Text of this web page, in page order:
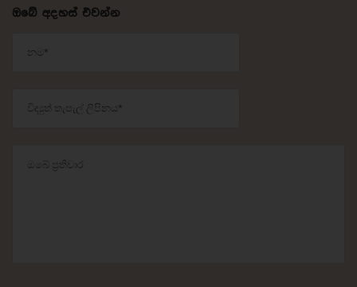
ඔබේ අදහස් එවන්න